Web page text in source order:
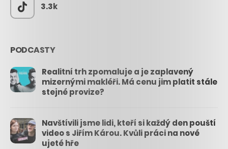
3.3k
PODCASTY
Realitní trh zpomaluje a je zaplavený
mizernými makléři. Má cenu jim platit stále
stejné provize?
Navštívili jsme lidi, kteří si každý den pouští
video s Jiřím Károu. Kvůli práci na nové
ujeté hře